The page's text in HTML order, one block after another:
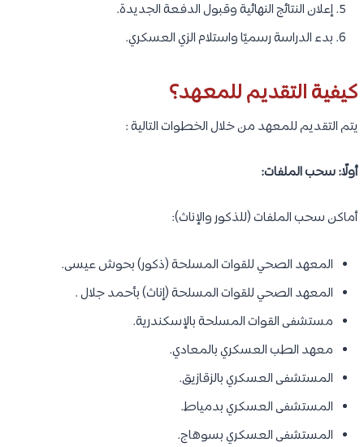
إعلان النتائج النهائية وقبول الدفعة الجديدة.
بدء الدراسة رسميًا واستلام الزي العسكري.
كيفية التقديم للمعهد؟
يتم التقديم للمعهد من خلال الخطوات التالية :
أولًا: سحب الملفات:
أماكن سحب الملفات (للذكور والإناث):
المعهد الصحي للقوات المسلحة (ذكور) بحوش عيسى.
المعهد الصحي للقوات المسلحة (إناث) بأحمد جلال .
مستشفى القوات المسلحة بالإسكندرية.
معهد الطب العسكري بالمعادي.
المستشفى العسكري بالزقازيق.
المستشفى العسكري بدمياط.
المستشفى العسكري بسوهاج.